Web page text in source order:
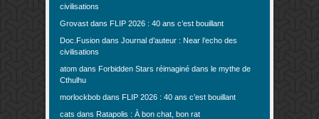
civilisations
Grovast dans FLIP 2026 : 40 ans c’est bouillant
Doc.Fusion dans Journal d’auteur : Near l’echo des
civilisations
atom dans Forbidden Stars réimaginé dans le mythe de
Cthulhu
morlockbob dans FLIP 2026 : 40 ans c’est bouillant
cats dans Ratapolis : À bon chat, bon rat